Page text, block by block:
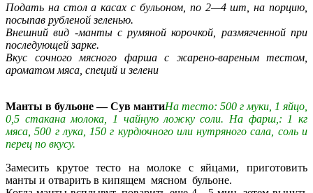
Подать на стол а касах с бульоном, по 2—4 шт, на порцию,
посыпав рубленой зеленью.
Внешний вид -манты с румяной корочкой, размягченной при
последующей зарке.
Вкус сочного мясного фарша с жарено-вареным тестом,
ароматом мяса, специй и зелени
Манты в бульоне — Сув мантиНа тесто: 500 г муки, 1 яйцо,
0,5 стакана молока, 1 чайную ложку соли. На фарш,: 1 кг
мяса, 500 г лука, 150 г курдючного или нутряного сала, соль и
перец по вкусу.
Замесить крутое тесто на молоке с яйцами, приготовить
манты и отварить в кипящем мясном бульоне.